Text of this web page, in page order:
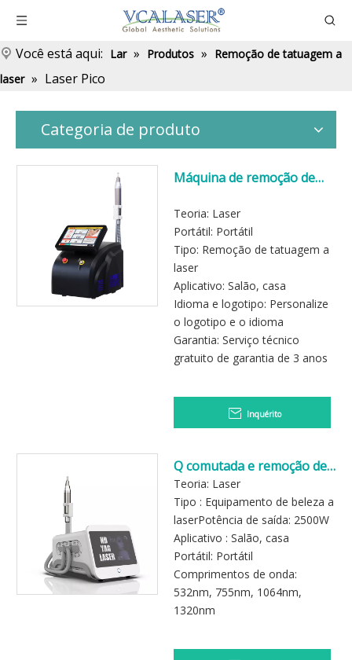
Você está aqui: Lar » Produtos » Remoção de tatuagem a
laser » Laser Pico
Categoria de produto
Máquina de remoção de
pela FDA
Teoria: Laser
Portátil: Portátil
Tipo: Remoção de tatuagem a
laser
Aplicativo: Salão, casa
Idioma e logotipo: Personalize
o logotipo e o idioma
Garantia: Serviço técnico
gratuito de garantia de 3 anos
Inquérito
Q comutada e remoção de
tatuagem a laser shuge
máquina a laser pico
Teoria: Laser
Tipo : Equipamento de beleza a
laserPotência de saída: 2500W
Aplicativo : Salão, casa
Portátil: Portátil
Comprimentos de onda:
532nm, 755nm, 1064nm,
1320nm